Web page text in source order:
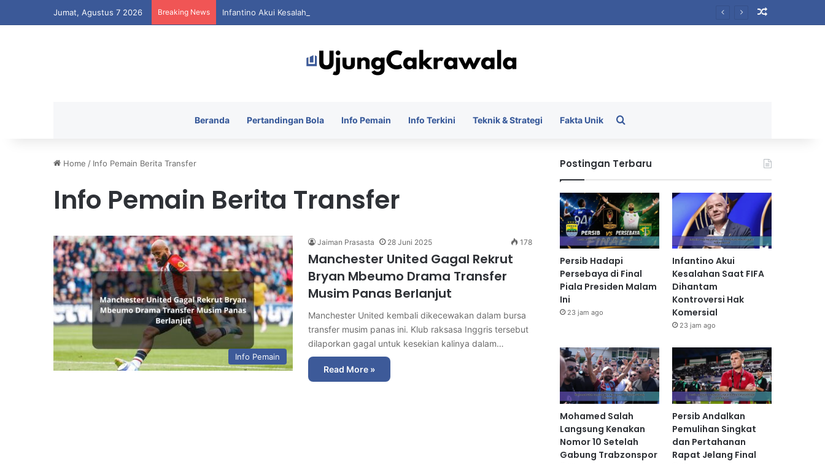
Jumat, Agustus 7 2026 Breaking News Infantino Akui Kesalahan Saat FIFA Dihantam Kontroversi Hak Komersial
Beranda Pertandingan Bola Info Pemain Info Terkini Teknik & Strategi Fakta Unik
Home / Info Pemain Berita Transfer
Info Pemain Berita Transfer
Info Pemain
Jaiman Prasasta 28 Juni 2025 178
Manchester United Gagal Rekrut
Bryan Mbeumo Drama Transfer
Musim Panas Berlanjut
Manchester United kembali dikecewakan dalam bursa
transfer musim panas ini. Klub raksasa Inggris tersebut
dilaporkan gagal untuk kesekian kalinya dalam…
Read More »
Postingan Terbaru
Persib Hadapi
Persebaya di Final
Piala Presiden Malam
Ini
23 jam ago
Infantino Akui
Kesalahan Saat FIFA
Dihantam
Kontroversi Hak
Komersial
23 jam ago
Mohamed Salah
Langsung Kenakan
Nomor 10 Setelah
Gabung Trabzonspor
Persib Andalkan
Pemulihan Singkat
dan Pertahanan
Rapat Jelang Final